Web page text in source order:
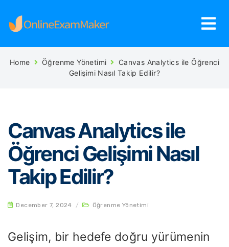
Home Öğrenme Yönetimi
Canvas Analytics ile Öğrenci
Gelişimi Nasıl Takip Edilir?
Canvas Analytics ile
Öğrenci Gelişimi Nasıl
Takip Edilir?
December 7, 2024 / Öğrenme Yönetimi
Gelişim, bir hedefe doğru yürümenin